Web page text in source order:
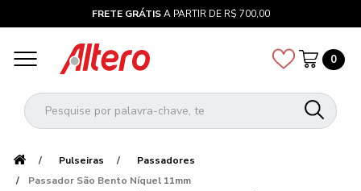
FRETE GRÁTISA PARTIR DE R$ 700,00
0
Pulseiras
Passadores
Passador São Bento Níquel 11mm